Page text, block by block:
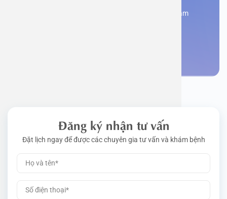
Đăng kí ngay để được các chuyên gia tư vấn và khám
Đăng ký nhận tư vấn
Đặt lịch ngay để được các chuyên gia tư vấn và khám bệnh